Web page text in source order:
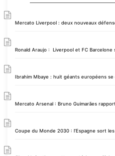
Mercato Liverpool : deux nouveaux
Ronald Araujo : Liverpool et FC Barcelone
Ibrahim Mbaye : huit géants européens
Mercato Arsenal : Bruno Guimarães
Coupe du Monde 2030 : l’Espagne sort